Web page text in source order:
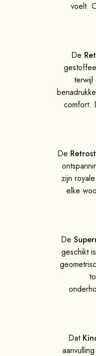
voelt.
De
terwijl
comfort.
De
zijn
elke
De
geschikt
Dat